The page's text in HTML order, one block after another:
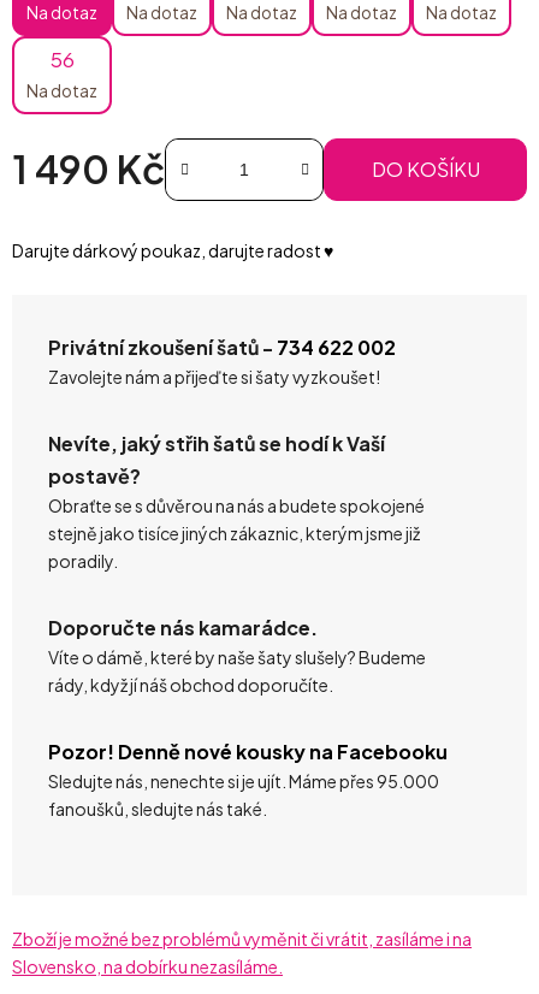
Na dotaz Na dotaz Na dotaz Na dotaz Na dotaz
56
Na dotaz
1 490 Kč DO KOŠÍKU
Darujte dárkový poukaz, darujte radost ♥️
Privátní zkoušení šatů - 734 622 002
Zavolejte nám a přijeďte si šaty vyzkoušet!
Nevíte, jaký střih šatů se hodí k Vaší
postavě?
Obraťte se s důvěrou na nás a budete spokojené
stejně jako tisíce jiných zákaznic, kterým jsme již
poradily.
Doporučte nás kamarádce.
Víte o dámě, které by naše šaty slušely? Budeme
rády, když jí náš obchod doporučíte.
Pozor! Denně nové kousky na Facebooku
Sledujte nás, nenechte si je ujít. Máme přes 95.000
fanoušků, sledujte nás také.
Zboží je možné bez problémů vyměnit či vrátit, zasíláme i na
Slovensko, na dobírku nezasíláme.